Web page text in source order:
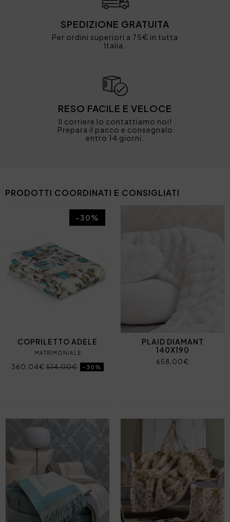
SPEDIZIONE GRATUITA
Per ordini superiori a 75€ in tutta
Italia.
RESO FACILE E VELOCE
Il corriere lo contattiamo noi!
Prepara il pacco e consegnalo
entro 14 giorni.
PRODOTTI COORDINATI E CONSIGLIATI
COPRILETTO ADELE
MATRIMONIALE
360,04€ 514,00€ -30%
-30%
PLAID DIAMANT
140X190
658,00€